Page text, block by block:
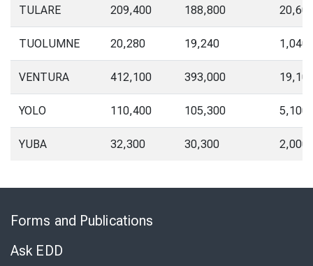
TULARE 209,400 188,800
TUOLUMNE 20,280 19,240 1,040
VENTURA 412,100 393,000
YOLO 110,400 105,300 5,100
YUBA 32,300 30,300 2,000
Forms and Publications
Ask EDD